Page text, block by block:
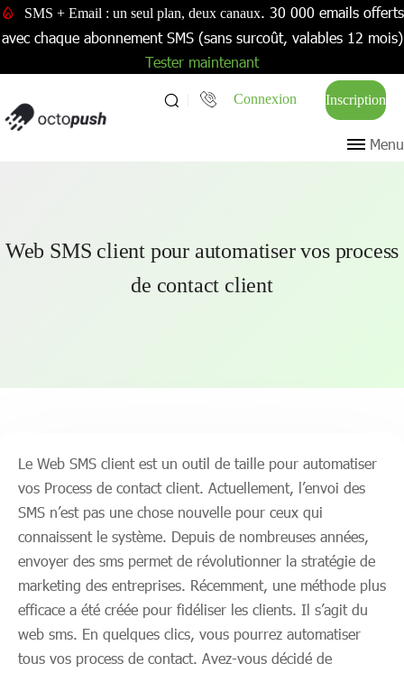
SMS + Email : un seul plan, deux canaux. 30 000 emails offerts
avec chaque abonnement SMS (sans surcoût, valables 12 mois)
Tester maintenant
Connexion Inscription
Menu
Web SMS client pour automatiser vos process
de contact client
Le Web SMS client est un outil de taille pour automatiser
vos Process de contact client. Actuellement, l’envoi des
SMS n’est pas une chose nouvelle pour ceux qui
connaissent le système. Depuis de nombreuses années,
envoyer des sms permet de révolutionner la stratégie de
marketing des entreprises. Récemment, une méthode plus
efficace a été créée pour fidéliser les clients. Il s’agit du
web sms. En quelques clics, vous pourrez automatiser
tous vos process de contact. Avez-vous décidé de